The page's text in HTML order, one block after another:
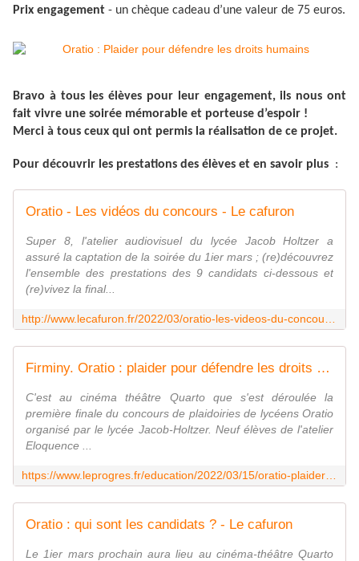
Prix engagement - un chèque cadeau d’une valeur de 75 euros.
Bravo à tous les élèves pour leur engagement, ils nous ont
fait vivre une soirée mémorable et porteuse d’espoir !
Merci à tous ceux qui ont permis la réalisation de ce projet.
Pour découvrir les prestations des élèves et en savoir plus :
Oratio - Les vidéos du concours - Le cafuron
Super 8, l'atelier audiovisuel du lycée Jacob Holtzer a
assuré la captation de la soirée du 1ier mars ; (re)découvrez
l'ensemble des prestations des 9 candidats ci-dessous et
(re)vivez la final...
Firminy. Oratio : plaider pour défendre les droits humains
C'est au cinéma théâtre Quarto que s'est déroulée la
première finale du concours de plaidoiries de lycéens Oratio
organisé par le lycée Jacob-Holtzer. Neuf élèves de l'atelier
Eloquence ...
Oratio : qui sont les candidats ? - Le cafuron
Le 1ier mars prochain aura lieu au cinéma-théâtre Quarto